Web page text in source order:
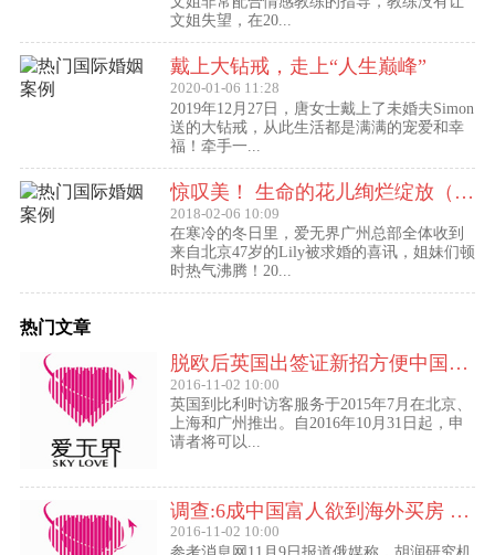
文姐失望，在20...
戴上大钻戒，走上“人生巅峰”
2020-01-06 11:28
2019年12月27日，唐女士戴上了未婚夫Simon
送的大钻戒，从此生活都是满满的宠爱和幸
福！牵手一...
惊叹美！ 生命的花儿绚烂绽放（47岁的Lily结婚啦！）
2018-02-06 10:09
在寒冷的冬日里，爱无界广州总部全体收到
来自北京47岁的Lily被求婚的喜讯，姐妹们顿
时热气沸腾！20...
热门文章
脱欧后英国出签证新招方便中国访客进入欧盟
2016-11-02 10:00
英国到比利时访客服务于2015年7月在北京、
上海和广州推出。自2016年10月31日起，申
请者将可以...
调查:6成中国富人欲到海外买房 最想移民去美国
2016-11-02 10:00